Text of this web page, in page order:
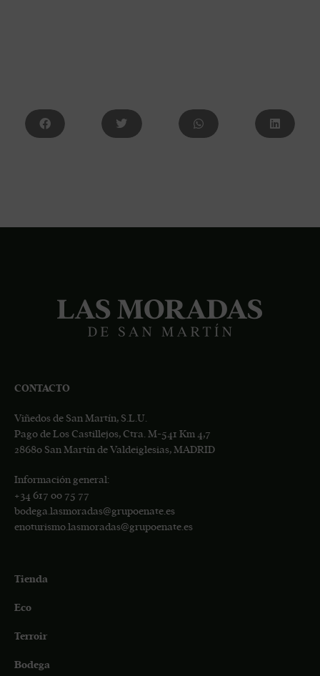
CONTACTO
Viñedos de San Martín, S.L.U.
Pago de Los Castillejos, Ctra. M-541 Km 4,7
28680 San Martín de Valdeiglesias, MADRID
Información general:
+34 617 00 75 77
bodega.lasmoradas@grupoenate.es
enoturismo.lasmoradas@grupoenate.es
Tienda
Eco
Terroir
Bodega